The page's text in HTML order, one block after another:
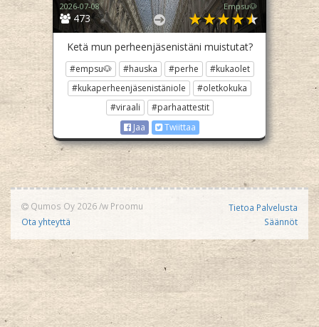
473
2026-07-08 Empsu🐶
Ketä mun perheenjäsenistäni muistutat?
#empsu🐶 #hauska #perhe
#kukaolet
#kukaperheenjäsenistäniole
#oletkokuka
#viraali
#parhaattestit
Jaa
Twiittaa
Qumos Oy 2026/w Proomu
Ota yhteyttä
Tietoa Palvelusta
Säännöt